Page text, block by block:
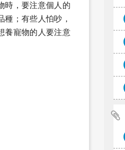
時，要注意個人的
；有些人怕吵，
養寵物的人要注意